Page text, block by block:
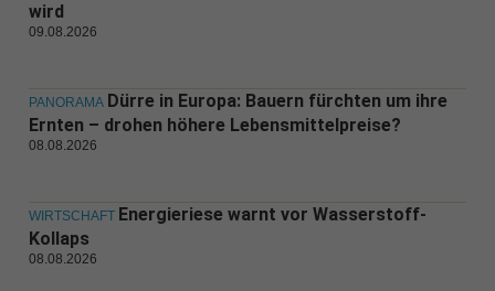
wird
09.08.2026
PANORAMA Dürre in Europa: Bauern fürchten um ihre
Ernten – drohen höhere Lebensmittelpreise?
08.08.2026
WIRTSCHAFT Energieriese warnt vor Wasserstoff-
Kollaps
08.08.2026